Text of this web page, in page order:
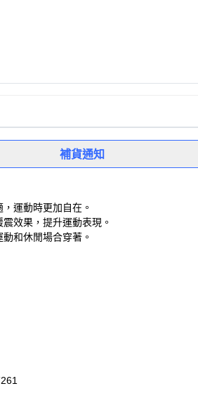
補貨通知
運動時更加自在。
效果，提升運動表現。
和休閒場合穿著。